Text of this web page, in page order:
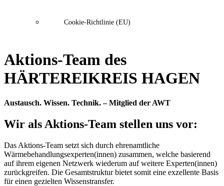
Cookie-Richtlinie (EU)
Aktions-Team des
HÄRTEREIKREIS HAGEN
Austausch. Wissen. Technik. – Mitglied der AWT
Wir als Aktions-Team stellen uns vor:
Das Aktions-Team setzt sich durch ehrenamtliche
Wärmebehandlungsexperten(innen) zusammen, welche basierend
auf ihrem eigenen Netzwerk wiederum auf weitere Experten(innen)
zurückgreifen. Die Gesamtstruktur bietet somit eine exzellente Basis
für einen gezielten Wissenstransfer.